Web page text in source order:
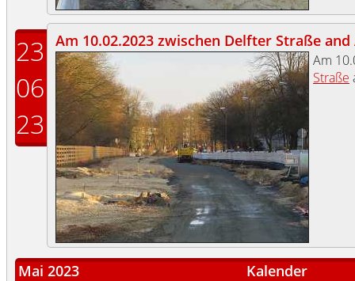
23
06
23
Am 10.02.2023 zwischen Delfter Straße
Am
Straße
Mai 2023 Kalender